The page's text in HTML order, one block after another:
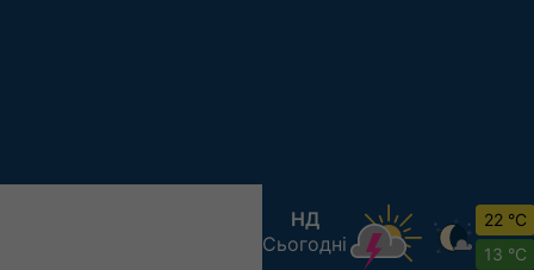
НД
Сьогодні
22 °C
13 °C